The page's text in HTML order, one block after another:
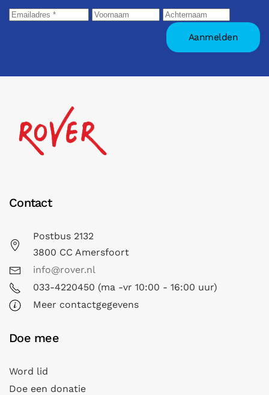
Contact
Postbus 2132
3800 CC Amersfoort
info@rover.nl
033-4220450 (ma -vr 10:00 - 16:00 uur)
Meer contactgegevens
Doe mee
Word lid
Doe een donatie